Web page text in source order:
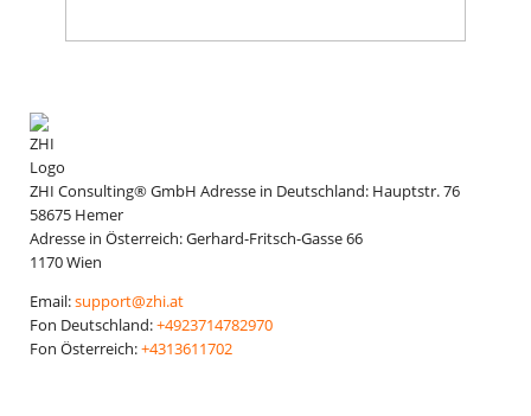
ZHI Consulting® GmbH Adresse in Deutschland: Hauptstr. 76
58675 Hemer
Adresse in Österreich:Gerhard-Fritsch-Gasse 66
1170Wien
Email:support@zhi.at
Fon Deutschland:+4923714782970
Fon Österreich:+4313611702